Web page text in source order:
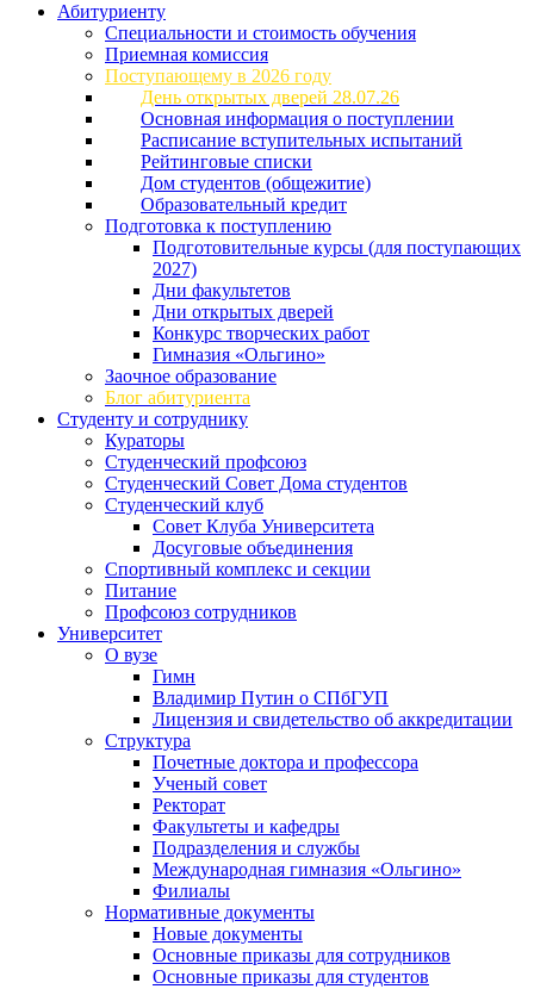
Абитуриенту
Специальности и стоимость обучения
Приемная комиссия
Поступающему в 2026 году
День открытых дверей 28.07.26
Основная информация о поступлении
Расписание вступительных испытаний
Рейтинговые списки
Дом студентов (общежитие)
Образовательный кредит
Подготовка к поступлению
Подготовительные курсы (для поступающих
2027)
Дни факультетов
Дни открытых дверей
Конкурс творческих работ
Гимназия «Ольгино»
Заочное образование
Блог абитуриента
Студенту и сотруднику
Кураторы
Студенческий профсоюз
Студенческий Совет Дома студентов
Студенческий клуб
Совет Клуба Университета
Досуговые объединения
Спортивный комплекс и секции
Питание
Профсоюз сотрудников
Университет
О вузе
Гимн
Владимир Путин о СПбГУП
Лицензия и свидетельство об аккредитации
Структура
Почетные доктора и профессора
Ученый совет
Ректорат
Факультеты и кафедры
Подразделения и службы
Международная гимназия «Ольгино»
Филиалы
Нормативные документы
Новые документы
Основные приказы для сотрудников
Основные приказы для студентов